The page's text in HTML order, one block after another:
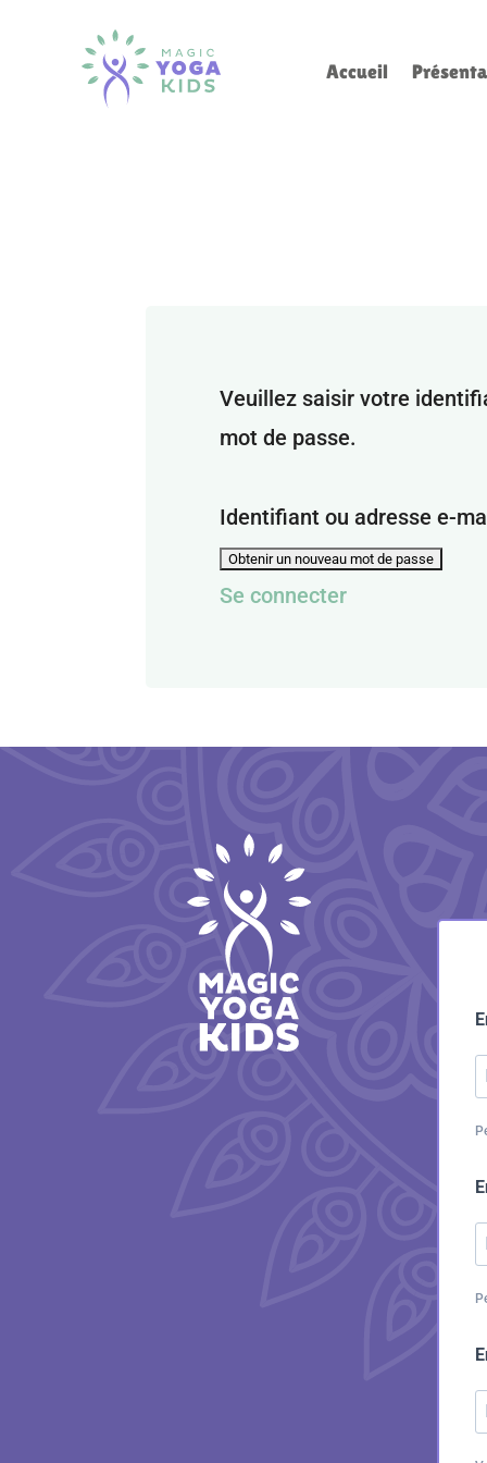
Accueil
Veuillez saisir votre
mot de passe.
Identifiant ou adresse e-
Se connecter